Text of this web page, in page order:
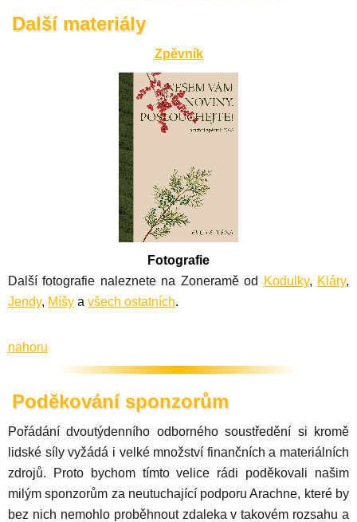
Další materiály
Zpěvník
Fotografie
Další fotografie naleznete na Zoneramě od
Kodulky, Kláry,
Jendy, Míšy a všech ostatních.
nahoru
Poděkování sponzorům
Pořádání dvoutýdenního odborného soustředění si kromě
lidské síly vyžádá i velké množství finančních a materiálních
zdrojů. Proto bychom tímto velice rádi poděkovali našim
milým sponzorům za neutuchající podporu Arachne, které by
bez nich nemohlo proběhnout zdaleka v takovém rozsahu a